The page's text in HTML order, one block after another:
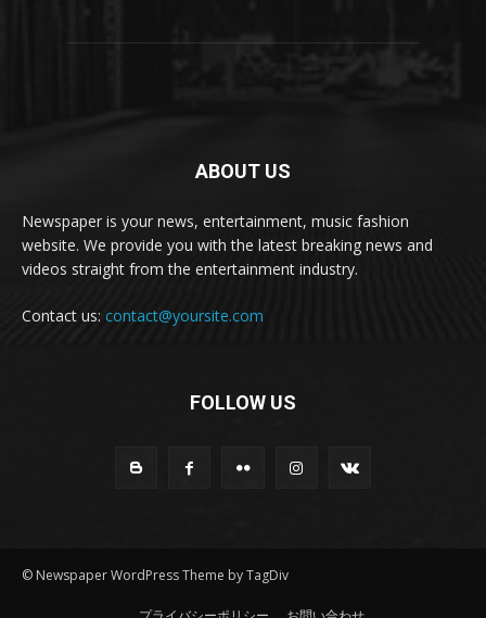
ABOUT US
Newspaper is your news, entertainment, music fashion
website. We provide you with the latest breaking news and
videos straight from the entertainment industry.
Contact us: contact@yoursite.com
FOLLOW US
© Newspaper WordPress Theme by TagDiv